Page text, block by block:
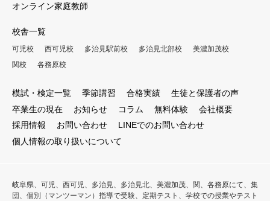
オンライン家庭教師
校舎一覧
可児校 西可児校 多治見駅前校 多治見北部校
美濃加茂校
関校
各務原校
模試・検定一覧 季節講習 合格実績
生徒と保護者の声
卒業生の現在
お知らせ コラム 無料体験
会社概要
採用情報
お問い合わせ
LINEでのお問い合わせ
個人情報の取り扱いについて
岐阜県、可児、西可児、多治見、多治見北、美濃加茂、関、各務原にて、集
団、個別（マンツーマン）指導で受験、定期テスト、学校での授業やテスト